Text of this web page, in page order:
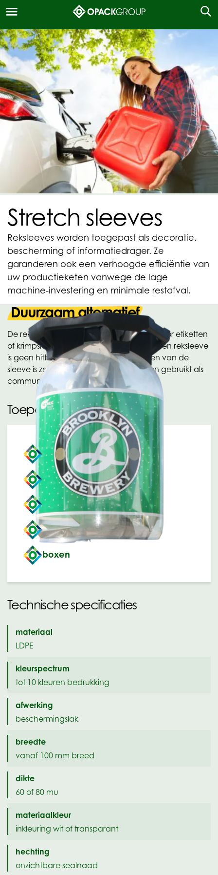
Stretch sleeves
Reksleeves worden toegepast als decoratie,
bescherming of informatiedrager. Ze
garanderen ook een verhoogde efficiëntie van
uw productieketen vanwege de lage
machine-investering en minimale restafval.
Duurzaam alternatief
De reksleeve is het duurzame alternatief voor etiketten
of krimpsleeves. Bij het aanbrengen van een reksleeve
is geen hitte of lijm nodig. Het verwijderen van de
sleeve is zeer eenvoudig. Sleeves worden gebruikt als
communicatie- en marketingmiddel.
Toepassingen
emmers
jerrycans
vaten
gasflessen
boxen
Technische specificaties
materiaal
LDPE
kleurspectrum
tot 10 kleuren bedrukking
afwerking
beschermingslak
breedte
vanaf 100 mm breed
dikte
60 of 80 mu
materiaalkleur
inkleuring wit of transparant
hechting
onzichtbare sealnaad